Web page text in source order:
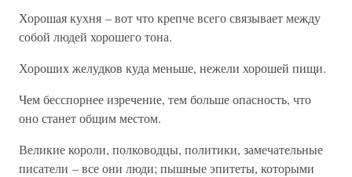
Хорошая кухня – вот что крепче всего связывает между
собой людей хорошего тона.
Хороших желудков куда меньше, нежели хорошей пищи.
Чем бесспорнее изречение, тем больше опасность, что
оно станет общим местом.
Великие короли, полководцы, политики, замечательные
писатели – все они люди; пышные эпитеты, которыми